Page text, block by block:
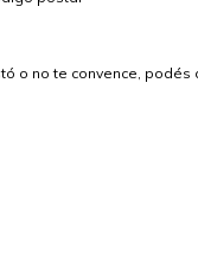
o no te convence, podés